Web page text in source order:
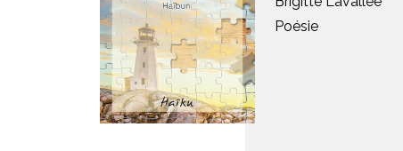
Poésie